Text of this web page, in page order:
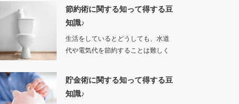
節約術に関する知って得する豆
知識♪
生活をしているとどうしても、水道
代や電気代を節約することは難しく
貯金術に関する知って得する豆
知識♪